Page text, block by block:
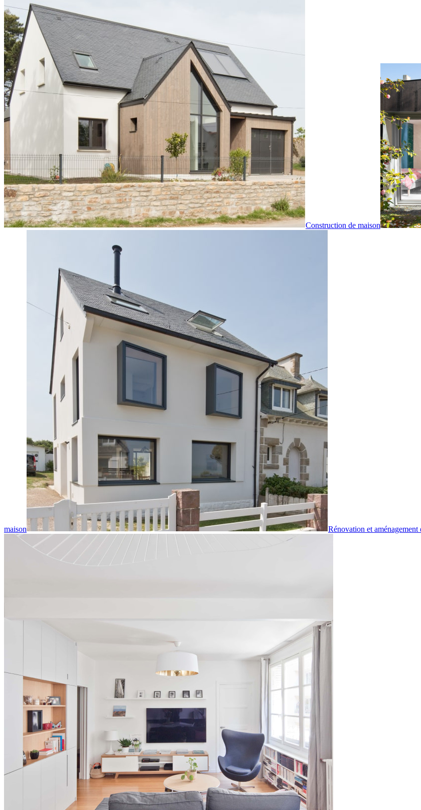
Construction de maison
maison Rénovation et aménagement